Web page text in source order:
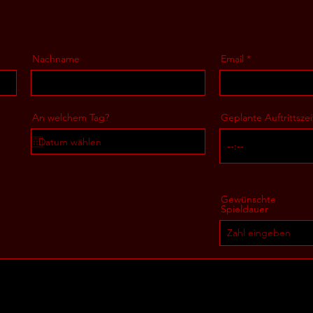
Nachname Email
An welchem Tag? Geplante
Gewünschte
Spieldauer